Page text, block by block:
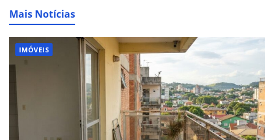
Mais Notícias
IMÓVEIS